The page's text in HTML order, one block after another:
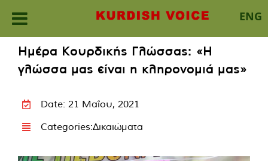
ENG
content
Ημέρα Κουρδικής Γλώσσας: «Η
γλώσσα μας είναι η κληρονομιά μας»
Date: 21 Μαΐου, 2021
Categories:Δικαιώματα